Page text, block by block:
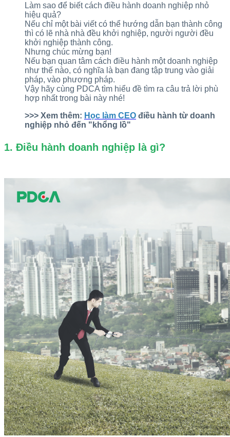
Làm sao để biết cách điều hành doanh nghiệp nhỏ
hiệu quả?
Nếu chỉ một bài viết có thể hướng dẫn bạn thành công
thì có lẽ nhà nhà đều khởi nghiệp, người người đều
khởi nghiệp thành công.
Nhưng chúc mừng bạn!
Nếu bạn quan tâm cách điều hành một doanh nghiệp
như thế nào, có nghĩa là bạn đang tập trung vào giải
pháp, vào phương pháp.
Vậy hãy cùng PDCA tìm hiểu đề tìm ra câu trả lời phù
hợp nhất trong bài này nhé!
>>> Xem thêm: Học làm CEO điều hành từ doanh
nghiệp nhỏ đến "khổng lồ"
1. Điều hành doanh nghiệp là gì?